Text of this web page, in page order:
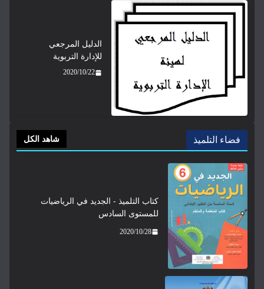
الدليل المرجعي
للإدارة التربوية
2020/10/22
التلميذ شاهد الكل
كتاب التلميذ - الجديد في الرياضيات
للمستوى السادس
2020/10/28